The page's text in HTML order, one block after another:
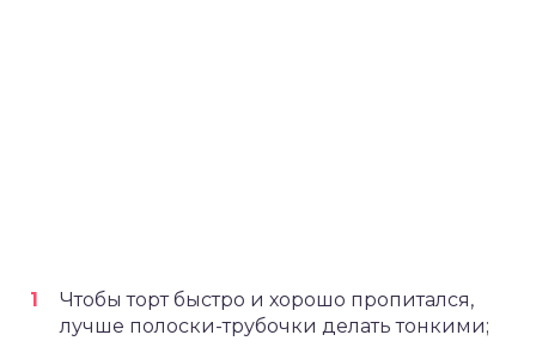
Чтобы торт быстро и хорошо пропитался,
лучше полоски-трубочки делать тонкими;